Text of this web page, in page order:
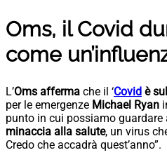
Oms, il Covid
come
L’Oms afferma che il ‘Covid è
per le emergenze Michael Ryan
punto in cui possiamo guardare
minaccia alla salute, un virus
Credo che accadrà quest’anno”.